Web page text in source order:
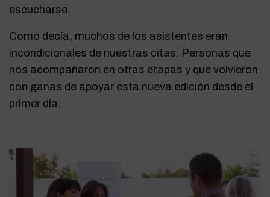
escucharse.
Como decía, muchos de los asistentes eran
incondicionales de nuestras citas. Personas que
nos acompañaron en otras etapas y que volvieron
con ganas de apoyar esta nueva edición desde el
primer día.